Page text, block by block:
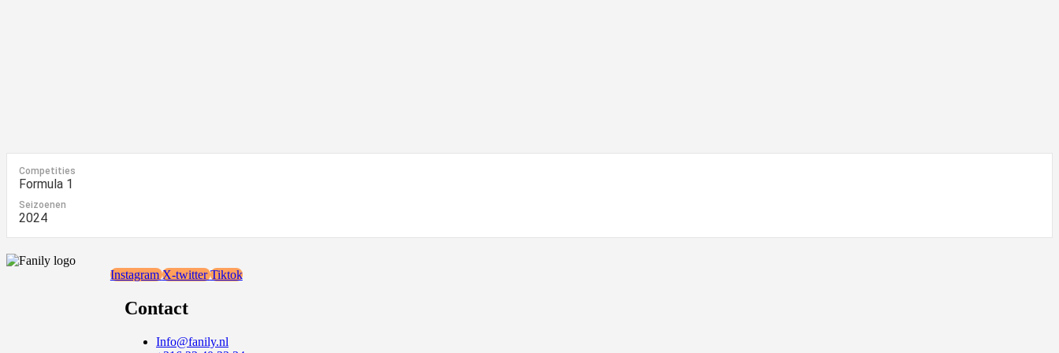
Competities
Formula 1
Seizoenen
2024
Instagram X-twitter Tiktok
Contact
Info@fanily.nl